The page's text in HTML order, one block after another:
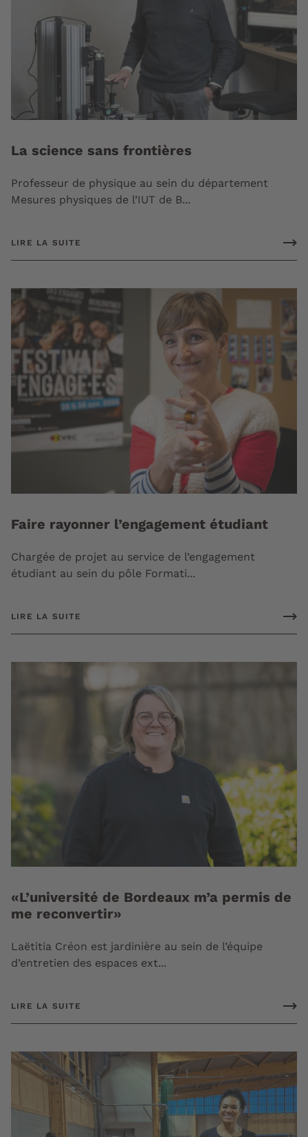
La science sans frontières
Professeur de physique au sein du département
Mesures physiques de l’IUT de B...
LIRE LA SUITE
Faire rayonner l’engagement étudiant
Chargée de projet au service de l’engagement
étudiant au sein du pôle Formati...
LIRE LA SUITE
«L’université de Bordeaux m’a permis de
me reconvertir»
Laëtitia Créon est jardinière au sein de l’équipe
d’entretien des espaces ext...
LIRE LA SUITE